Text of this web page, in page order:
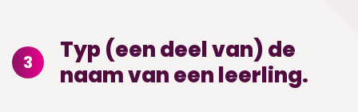
3
Typ (een deel van) de
naam van een leerling.